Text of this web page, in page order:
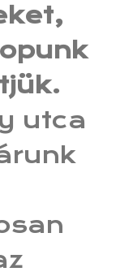
utca